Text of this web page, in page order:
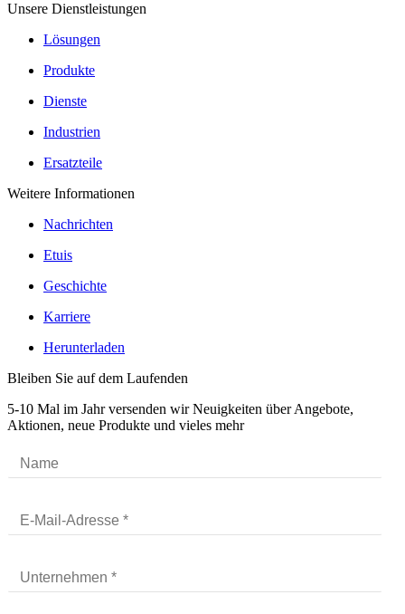
Unsere Dienstleistungen
Lösungen
Produkte
Dienste
Industrien
Ersatzteile
Weitere Informationen
Nachrichten
Etuis
Geschichte
Karriere
Herunterladen
Bleiben Sie auf dem Laufenden
5-10 Mal im Jahr versenden wir Neuigkeiten über Angebote,
Aktionen, neue Produkte und vieles mehr